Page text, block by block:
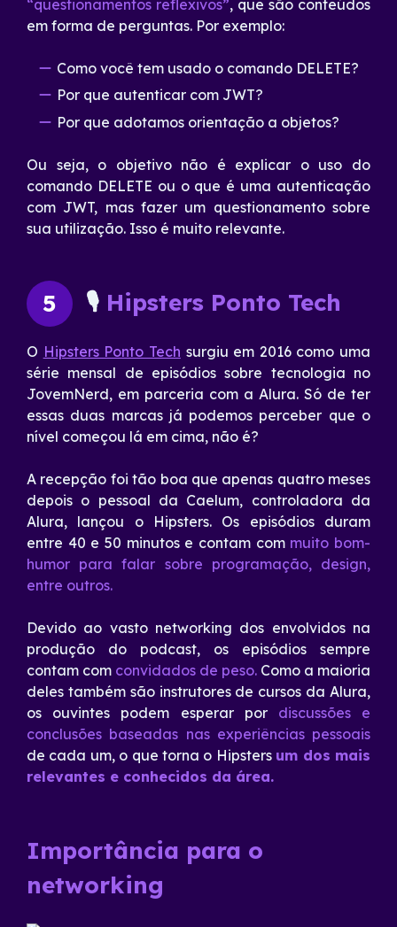
“questionamentos reflexivos”, que são conteúdos
em forma de perguntas. Por exemplo:
Como você tem usado o comando DELETE?
Por que autenticar com JWT?
Por que adotamos orientação a objetos?
Ou seja, o objetivo não é explicar o uso do
comando DELETE ou o que é uma autenticação
com JWT, mas fazer um questionamento sobre
sua utilização. Isso é muito relevante.
5 🎙 Hipsters Ponto Tech
O Hipsters Ponto Tech surgiu em 2016 como uma
série mensal de episódios sobre tecnologia no
JovemNerd, em parceria com a Alura. Só de ter
essas duas marcas já podemos perceber que o
nível começou lá em cima, não é?
A recepção foi tão boa que apenas quatro meses
depois o pessoal da Caelum, controladora da
Alura, lançou o Hipsters. Os episódios duram
entre 40 e 50 minutos e contam com muito bom-
humor para falar sobre programação, design,
entre outros.
Devido ao vasto networking dos envolvidos na
produção do podcast, os episódios sempre
contam com convidados de peso. Como a maioria
deles também são instrutores de cursos da Alura,
os ouvintes podem esperar por discussões e
conclusões baseadas nas experiências pessoais
de cada um, o que torna o Hipsters um dos mais
relevantes e conhecidos da área.
Importância para o
networking